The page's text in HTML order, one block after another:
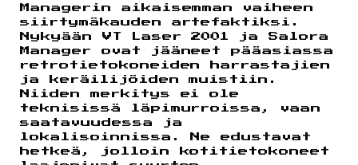
Managerin aikaisemman vaiheen
siirtymäkauden artefaktiksi.
Nykyään VT Laser 2001 ja Salora
Manager ovat jääneet pääasiassa
retrotietokoneiden harrastajien
ja keräilijöiden muistiin.
Niiden merkitys ei ole
teknisissä läpimurroissa, vaan
saatavuudessa ja
lokalisoinnissa. Ne edustavat
hetkeä, jolloin kotitietokoneet